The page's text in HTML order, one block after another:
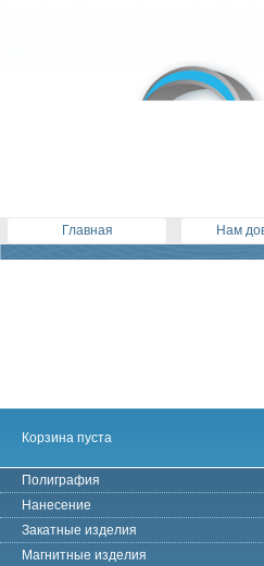
Главная Нам
Корзина пуста
Полиграфия
Нанесение
Закатные изделия
Магнитные изделия